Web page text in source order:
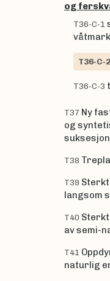
og
T36-C-1
våtmark
T36-C-2
T36-C-3
T37 Ny
og
suksesjon
T38
T39
langsom
T40
av semi-
T41
naturlig